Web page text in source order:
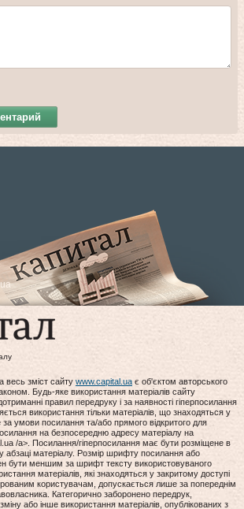
весь зміст сайту www.capital.ua є об'єктом авторського
Будь-яке використання матеріалів сайту
правил передруку і за наявності гіперпосилання
використання тільки матеріалів, що знаходяться у
за умови посилання та/або прямого відкритого для
на безпосередню адресу матеріалу на
/a>. Посилання/гіперпосилання має бути розміщене в
абзаці матеріалу. Розмір шрифту посилання або
бути меншим за шрифт тексту використовуваного
матеріалів, які знаходяться у закритому доступі
користувачам, допускається лише за попереднім
Категорично заборонено передрук,
або інше використання матеріалів, опублікованих з